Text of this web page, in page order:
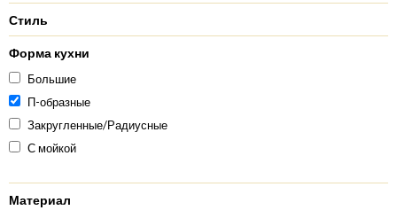
Стиль
Форма кухни
Большие
П-образные
Закругленные/Радиусные
С мойкой
Материал